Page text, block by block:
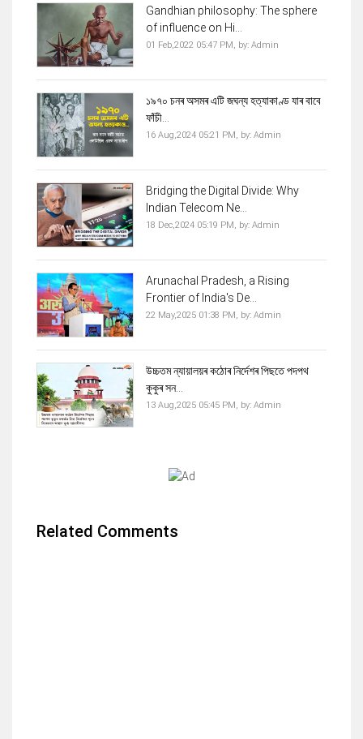
Gandhian philosophy: The sphere
of influence on Hi...
01 Feb,2022 05:47 PM, by: Admin
১৯৭০ চনৰ অসমৰ এটি জঘন্য হত্যাকাণ্ড যাৰ বাবে
ফাঁচী...
16 Aug,2024 05:21 PM, by: Admin
Bridging the Digital Divide: Why
Indian Telecom Ne...
18 Dec,2024 05:19 PM, by: Admin
Arunachal Pradesh, a Rising
Frontier of India's De...
22 May,2025 01:38 PM, by: Admin
উচ্চতম ন্যায়ালয়ৰ কঠোৰ নিৰ্দেশৰ পিছতে পদপথ
কুকুৰ সন...
13 Aug,2025 05:45 PM, by: Admin
Related Comments